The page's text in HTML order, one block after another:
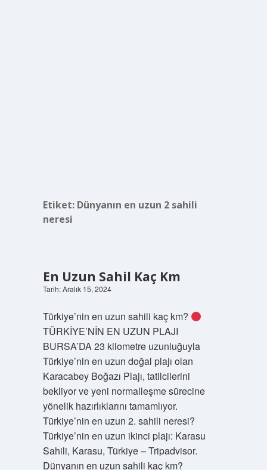
Etiket: Dünyanın en uzun 2 sahili
neresi
En Uzun Sahil Kaç Km
Tarih: Aralık 15, 2024
Türkiye’nin en uzun sahili kaç km?
TÜRKİYE’NİN EN UZUN PLAJI
BURSA’DA 23 kilometre uzunluğuyla
Türkiye’nin en uzun doğal plajı olan
Karacabey Boğazı Plajı, tatilcilerini
bekliyor ve yeni normalleşme sürecine
yönelik hazırlıklarını tamamlıyor.
Türkiye’nin en uzun 2. sahili neresi?
Türkiye’nin en uzun ikinci plajı: Karasu
Sahili, Karasu, Türkiye – Tripadvisor.
Dünyanın en uzun sahili kaç km?